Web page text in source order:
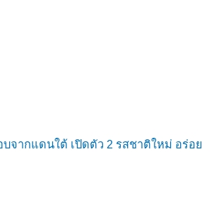
บจากแดนใต้ เปิดตัว 2 รสชาติใหม่ อร่อย